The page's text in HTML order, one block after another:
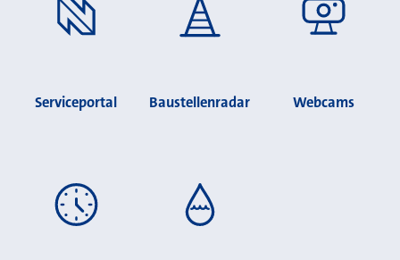
Serviceportal Baustellenradar Webcams